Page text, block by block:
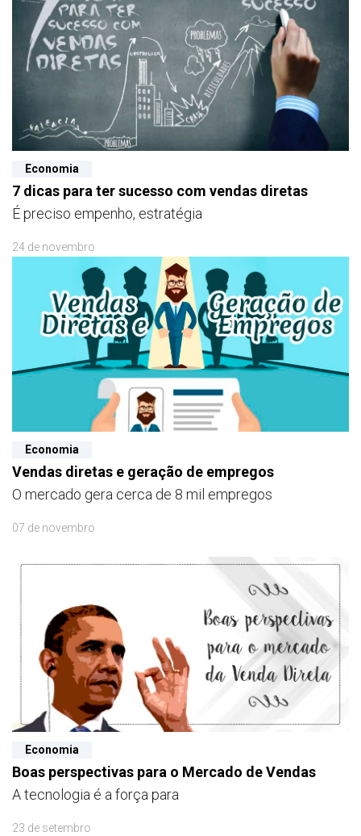
Economia
7 dicas para ter sucesso com vendas diretas
É preciso empenho, estratégia
24 de novembro
Economia
Vendas diretas e geração de empregos
O mercado gera cerca de 8 mil empregos
07 de novembro
Economia
Boas perspectivas para o Mercado de Vendas
A tecnologia é a força para
23 de setembro